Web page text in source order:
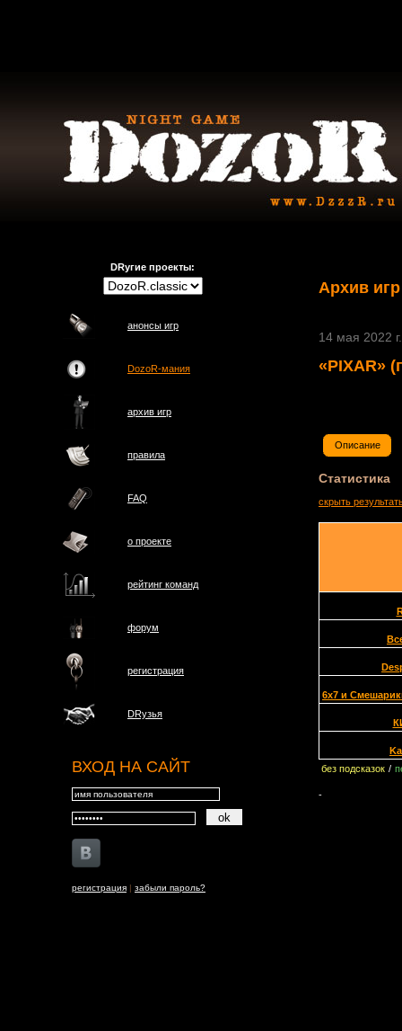
DRугие проекты:
анонсы игр
DozoR-мания
архив игр
правила
FAQ
о проектe
рейтинг команд
форум
регистрация
DRузья
ВХОД НА САЙТ
регистрация | забыли пароль?
Архив игр
14 мая 2022 г.
«PIXAR»
Описание
Статистика
скрыть
6x7 и
без подсказок /
-